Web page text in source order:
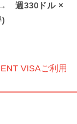
→週330ドル ×
VISAご利用